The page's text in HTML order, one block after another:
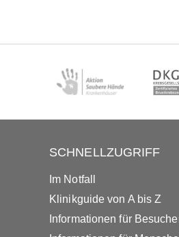
SCHNELLZUGRIFF
Im Notfall
Klinikguide von A bis Z
Informationen für